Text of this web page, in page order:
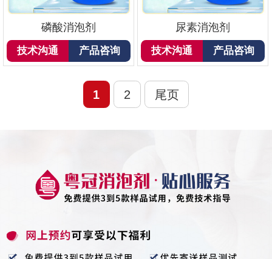
磷酸消泡剂
技术沟通 产品咨询
尿素消泡剂
技术沟通 产品咨询
1 2 尾页